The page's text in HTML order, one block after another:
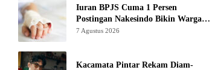
Iuran BPJS Cuma 1 Persen
Postingan Nakesindo Bikin Warganet
Murka
7 Agustus 2026
Kacamata Pintar Rekam Diam-